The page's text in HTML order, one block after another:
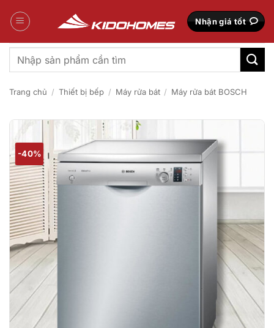
qua
Nhận giá tốt
Tìm
kiếm:
Trang chủ / Thiết bị bếp / Máy rửa bát / Máy rửa bát BOSCH
-40%